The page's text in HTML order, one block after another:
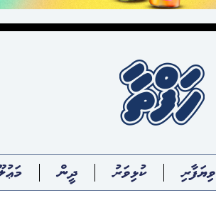
ވިޔަފާރި ކުޅިވަރު ދީން